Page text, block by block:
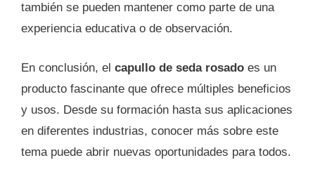
también se pueden mantener como parte de una
experiencia educativa o de observación.
En conclusión, el capullo de seda rosado es un
producto fascinante que ofrece múltiples beneficios
y usos. Desde su formación hasta sus aplicaciones
en diferentes industrias, conocer más sobre este
tema puede abrir nuevas oportunidades para todos.